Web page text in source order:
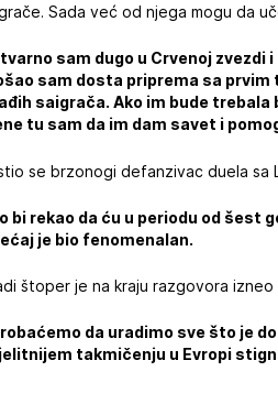
Sada već od njega mogu da
sam dugo u Crvenoj zvezdi
sam dosta priprema sa
saigrača. Ako im bude
tu sam da im dam savet i
se brzonogi defanzivac duela sa
bi rekao da ću u periodu od
je bio fenomenalan.
štoper je na kraju razgovora
da uradimo sve što je
takmičenju u Evropi